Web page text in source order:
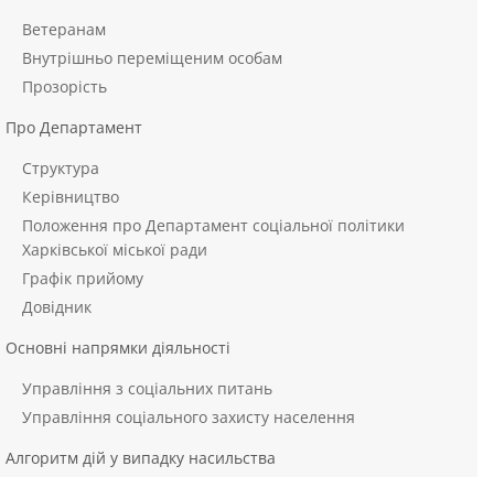
Ветеранам
Внутрішньо переміщеним особам
Прозорість
Про Департамент
Структура
Керівництво
Положення про Департамент соціальної політики
Харківської міської ради
Графік прийому
Довідник
Основні напрямки діяльності
Управління з соціальних питань
Управління соціального захисту населення
Алгоритм дій у випадку насильства